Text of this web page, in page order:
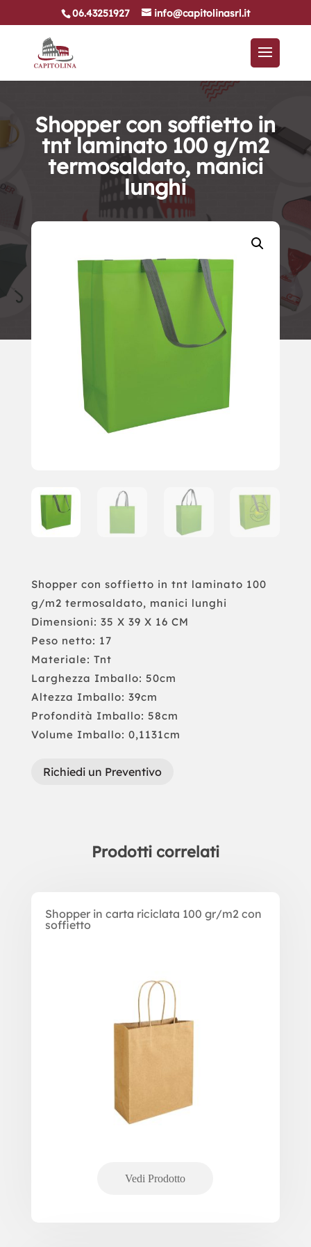
06.43251927 info@capitolinasrl.it
Shopper con soffietto in
tnt laminato 100 g/m2
termosaldato, manici
lunghi
Shopper con soffietto in tnt laminato 100
g/m2 termosaldato, manici lunghi
Dimensioni: 35 X 39 X 16 CM
Peso netto: 17
Materiale: Tnt
Larghezza Imballo: 50cm
Altezza Imballo: 39cm
Profondità Imballo: 58cm
Volume Imballo: 0,1131cm
Richiedi un Preventivo
Prodotti correlati
Shopper in carta riciclata 100 gr/m2 con
soffietto